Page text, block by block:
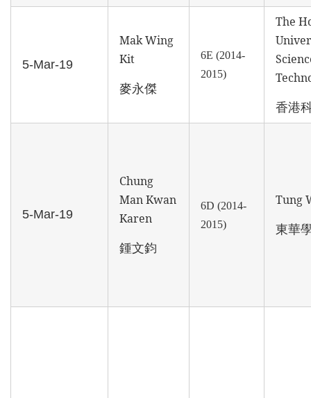
5-Mar-19
Mak Wing
Kit
麥永傑
6E (2014-
2015)
The
香港
5-Mar-19
Chung
Man Kwan
Karen
鍾文鈞
6D (2014-
2015)
Tung
東華